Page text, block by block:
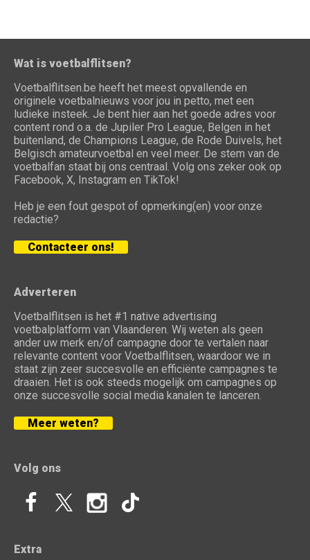
Wat is voetbalflitsen?
Voetbalflitsen.be heeft het meest opvallende en
originele voetbalnieuws voor jou in petto, met een
ludieke insteek. Je bent hier aan het goede adres voor
content rond o.a. de Jupiler Pro League, Belgen in het
buitenland, de Champions League, de Rode Duivels, het
Belgisch amateurvoetbal en veel meer. De stem van de
voetbalfan staat bij ons centraal. Volg ons zeker ook op
Facebook, X, Instagram en TikTok!
Heb je een fout gespot of opmerking(en) voor onze
redactie?
Contacteer ons!
Adverteren
Voetbalflitsen is het #1 native advertising
voetbalplatform van Vlaanderen. Wij weten als geen
ander uw merk en/of campagne door te vertalen naar
relevante content voor Voetbalflitsen, waardoor we in
staat zijn zeer succesvolle en efficiënte campagnes te
draaien. Het is ook steeds mogelijk om campagnes op
onze succesvolle social media kanalen te lanceren.
Meer weten?
Volg ons
Extra